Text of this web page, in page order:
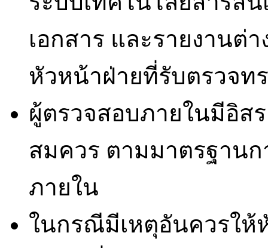
เอกสาร และรายงานต่
หัวหน้าฝ่ายที่รับตรวจท
ผู้ตรวจสอบภายในมีอิส
สมควร ตามมาตรฐาน
ภายใน
ในกรณีมีเหตุอันควรให้